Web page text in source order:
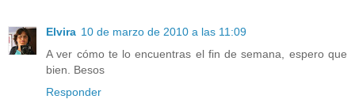
Elvira 10 de marzo de 2010 a las 11:09
A ver cómo te lo encuentras el fin de semana, espero que
bien. Besos
Responder